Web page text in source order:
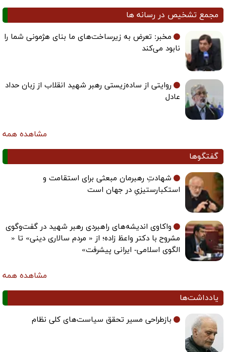
مجمع تشخیص در رسانه ها
مخبر: تعرض به زیرساخت‌های ما بنای هژمونی شما را
نابود می‌کند
روایتی از ساده‌زیستی رهبر شهید انقلاب از زبان حداد
عادل
مشاهده همه
گفتگوها
شهادتِ رهبرمان مبعثی برای استقامت و
استکبارستیزیِ در جهان است
واکاوی اندیشه‌های راهبردی رهبر شهید در گفت‌وگوی
مشروح با دکتر واعظ زاده؛ از « مردم سالاری دینی» تا «
الگوی اسلامی- ایرانی پیشرفت»
مشاهده همه
یادداشت‌ها
بازطراحی مسیر تحقق سیاست‌های کلی نظام